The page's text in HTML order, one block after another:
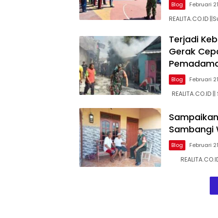
Blog Februari
Terjadi
Gerak
Blog Februari
Sambangi
Blog Februari